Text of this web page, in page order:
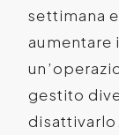
settimana
aumentare
gestito